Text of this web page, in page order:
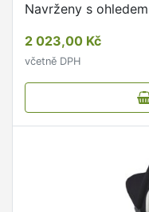
Navrženy s
2 023,00 Kč
včetně DPH